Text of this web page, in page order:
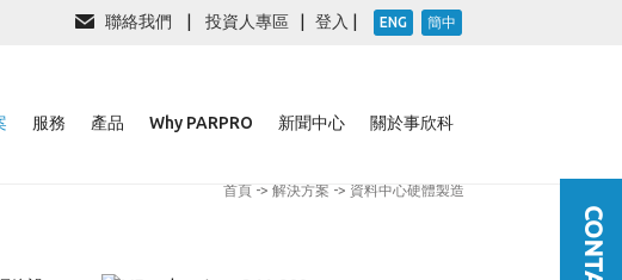
聯絡我們 投資人專區 登入 ENG 簡中
服務 產品 Why PARPRO 新聞中心 關於事欣科
首頁 -> 解決方案 -> 資料中心硬體製造